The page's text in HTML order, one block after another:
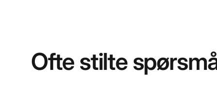
Ofte stilte